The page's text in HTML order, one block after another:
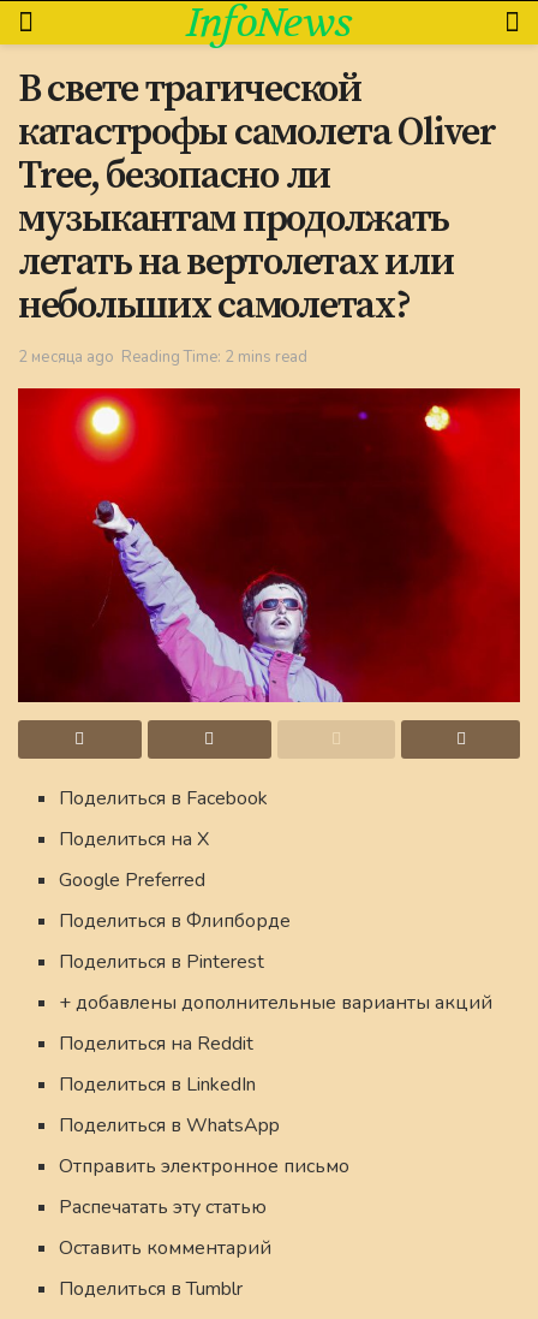
InfoNews
В свете трагической
катастрофы самолета Oliver
Tree, безопасно ли
музыкантам продолжать
летать на вертолетах или
небольших самолетах?
2 месяца ago Reading Time: 2 mins read
Поделиться в Facebook
Поделиться на X
Google Preferred
Поделиться в Флипборде
Поделиться в Pinterest
+ добавлены дополнительные варианты акций
Поделиться на Reddit
Поделиться в LinkedIn
Поделиться в WhatsApp
Отправить электронное письмо
Распечатать эту статью
Оставить комментарий
Поделиться в Tumblr